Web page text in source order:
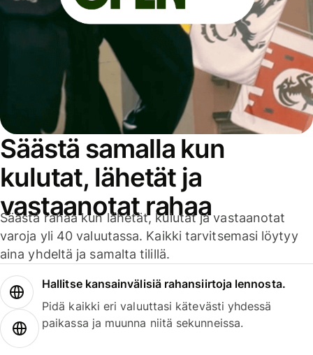
Säästä samalla kun
kulutat, lähetät ja
vastaanotat rahaa
Säästä rahaa kun lähetät, kulutat ja vastaanotat
varoja yli 40 valuutassa. Kaikki tarvitsemasi löytyy
aina yhdeltä ja samalta tilillä.
Hallitse kansainvälisiä rahansiirtoja lennosta.
Pidä kaikki eri valuuttasi kätevästi yhdessä
paikassa ja muunna niitä sekunneissa.